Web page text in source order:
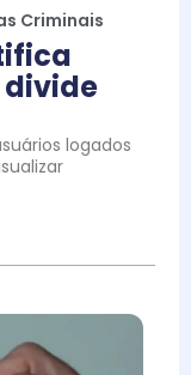
Criminais
logados